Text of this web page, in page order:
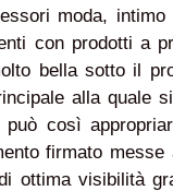
moda,
con prodotti a
bella sotto il
alla quale
così
firmato
ottima visibilità